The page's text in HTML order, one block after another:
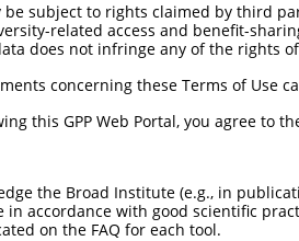
be subject to rights claimed by third
related access and benefit-
does not infringe any of the rights
concerning these Terms of Use
this GPP Web Portal, you agree to
the Broad Institute (e.g., in
in accordance with good scientific
on the FAQ for each tool.